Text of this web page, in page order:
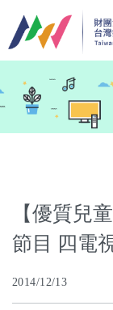
第25屆
【優質兒
節目 四電
2014/12/13